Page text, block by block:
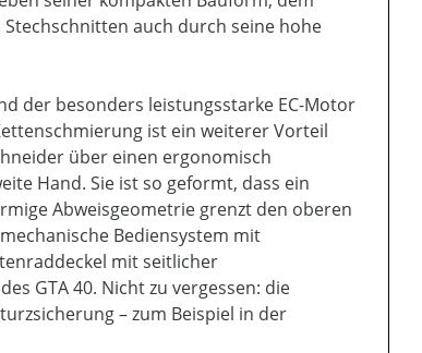
auch durch seine hohe
der besonders leistungsstarke EC-Motor
ist ein weiterer Vorteil
über einen ergonomisch
Hand. Sie ist so geformt, dass ein
Abweisgeometrie grenzt den oberen
Bediensystem mit
mit seitlicher
GTA 40. Nicht zu vergessen: die
– zum Beispiel in der